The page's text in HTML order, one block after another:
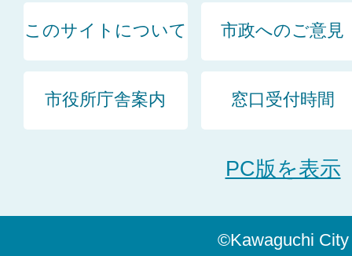
このサイトについて 市政へのご意見
市役所庁舎案内 窓口受付時間
PC版を表示
©Kawaguchi City